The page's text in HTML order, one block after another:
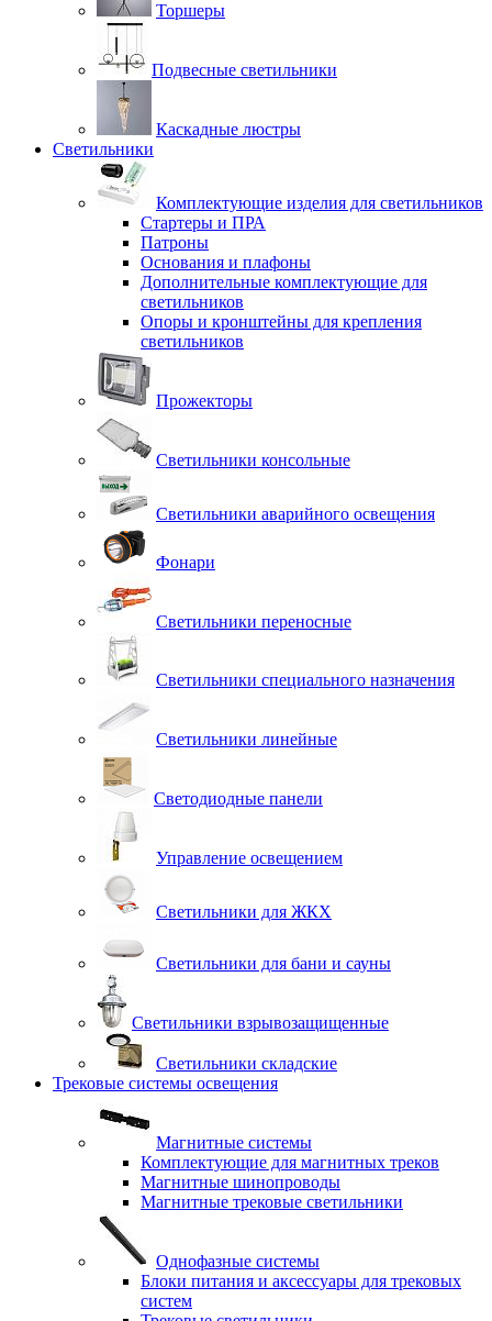
Торшеры
Подвесные светильники
Каскадные люстры
Светильники
Комплектующие изделия для светильников
Стартеры и ПРА
Патроны
Основания и плафоны
Дополнительные комплектующие для
светильников
Опоры и кронштейны для крепления
светильников
Прожекторы
Светильники консольные
Светильники аварийного освещения
Фонари
Светильники переносные
Светильники специального назначения
Светильники линейные
Светодиодные панели
Управление освещением
Светильники для ЖКХ
Светильники для бани и сауны
Светильники взрывозащищенные
Светильники складские
Трековые системы освещения
Магнитные системы
Комплектующие для магнитных треков
Магнитные шинопроводы
Магнитные трековые светильники
Однофазные системы
Блоки питания и аксессуары для трековых
систем